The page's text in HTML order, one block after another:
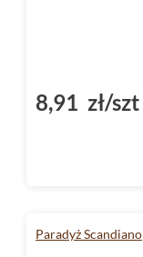
8,91 zł/szt
Paradyż Scandiano